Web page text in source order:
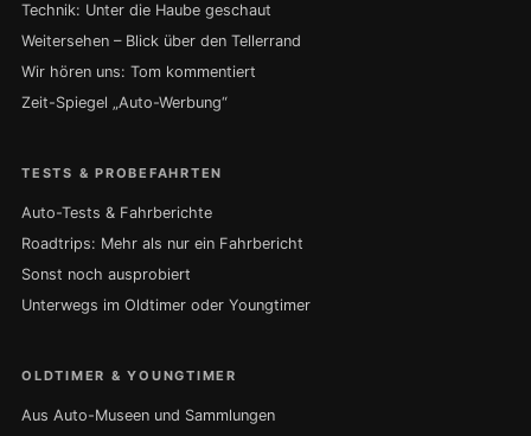
Technik: Unter die Haube geschaut
Weitersehen – Blick über den Tellerrand
Wir hören uns: Tom kommentiert
Zeit-Spiegel „Auto-Werbung“
TESTS & PROBEFAHRTEN
Auto-Tests & Fahrberichte
Roadtrips: Mehr als nur ein Fahrbericht
Sonst noch ausprobiert
Unterwegs im Oldtimer oder Youngtimer
OLDTIMER & YOUNGTIMER
Aus Auto-Museen und Sammlungen